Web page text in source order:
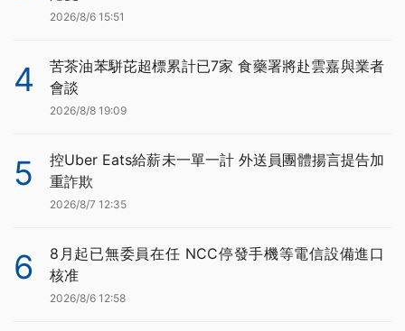
2026/8/6 15:51
4
苦茶油苯駢芘超標累計已7家 食藥署將赴雲嘉與業者
會談
2026/8/8 19:09
5
控Uber Eats給薪未一單一計 外送員團體揚言提告加
重詐欺
2026/8/7 12:35
6
8月起已無委員在任 NCC停發手機等電信設備進口
核准
2026/8/6 12:58